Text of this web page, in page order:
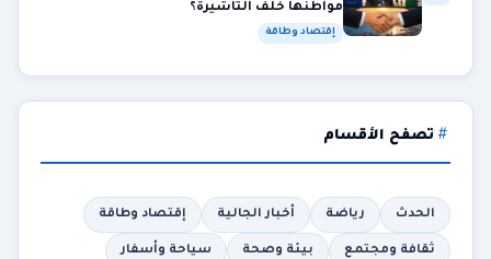
مواطنها خلف التأشيرة؟
إقتصاد وطاقة
تصفح الأقسام
الحدث رياضة أخبار الجالية إقتصاد وطاقة
ثقافة ومجتمع بيئة وصحة سياحة وأسفار